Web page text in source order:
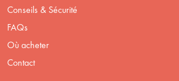
Conseils & Sécurité
FAQs
Où acheter
Contact